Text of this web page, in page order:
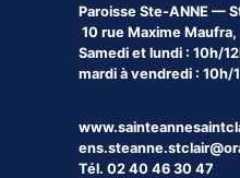
Paroisse Ste-ANNE —
10 rue Maxime
Samedi et lundi : 10h/
mardi à vendredi : 10h/
Tél. 02 40 46 30 47